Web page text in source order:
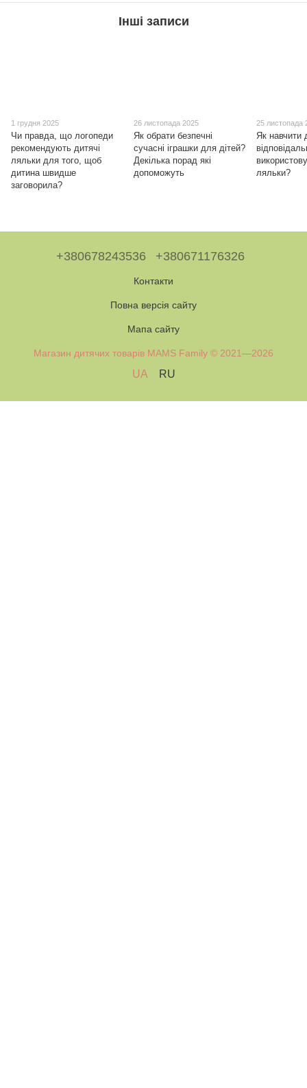
Інші записи
1 грудня 2025
Чи правда, що логопеди
рекомендують дитячі
ляльки для того, щоб
дитина швидше
заговорила?
26 листопада 2025
Як обрати безпечні
сучасні іграшки для дітей?
Декілька порад які
допоможуть
25 листопада
Як навчити
ляльки?
+380678243536 +380671176326
Контакти
Повна версія сайту
Мапа сайту
Магазин дитячих товарів MAMS Family © 2021—2026
UA RU